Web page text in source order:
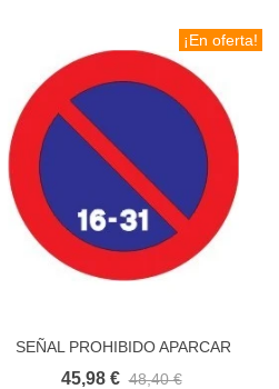
¡En oferta!
Añadir al carrito
SEÑAL PROHIBIDO APARCAR
SGUNDA QUINCENA
45,98 € 48,40 €